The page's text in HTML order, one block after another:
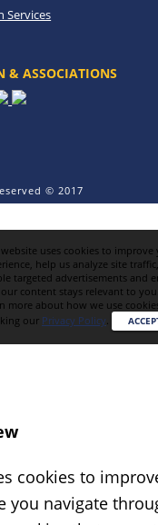
Services
& ASSOCIATIONS
© 2017
uses cookies to improve
help us analyze site traffic,
targeted advertisements and
content stays relevant to you.
more about how we use
our Privacy Policy.
cookies to
you navigate